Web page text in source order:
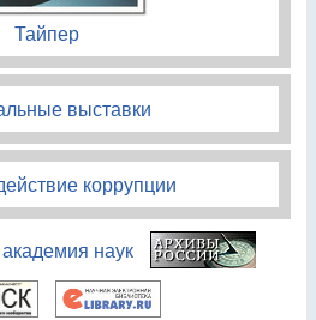
Тайпер
выставки
коррупции